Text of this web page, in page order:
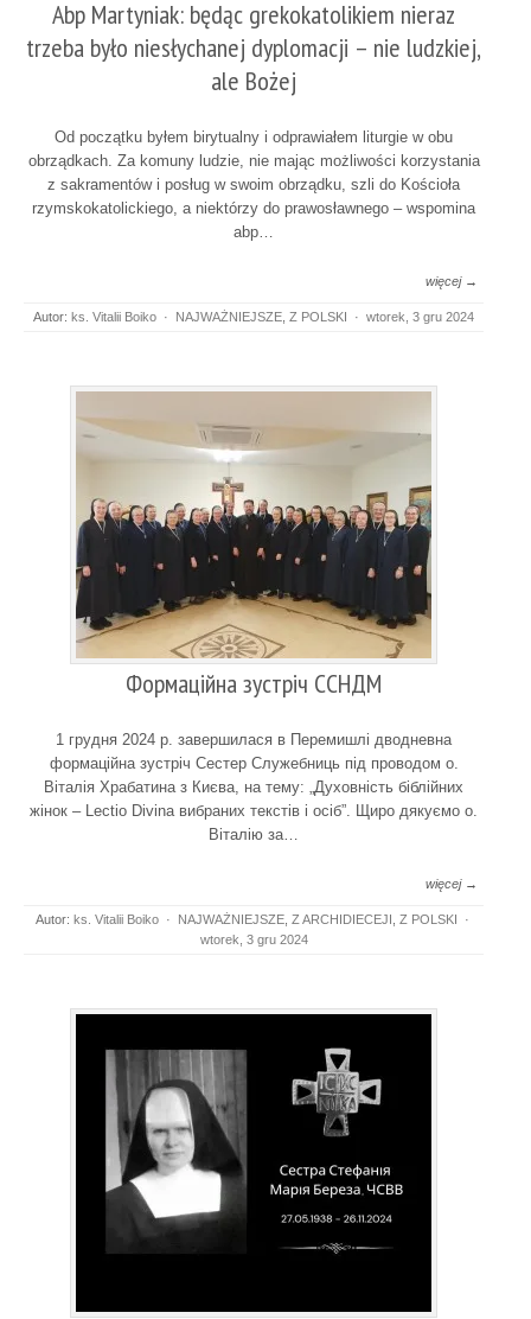
Abp Martyniak: będąc grekokatolikiem nieraz
trzeba było niesłychanej dyplomacji – nie ludzkiej,
ale Bożej
Od początku byłem birytualny i odprawiałem liturgie w obu
obrządkach. Za komuny ludzie, nie mając możliwości korzystania
z sakramentów i posług w swoim obrządku, szli do Kościoła
rzymskokatolickiego, a niektórzy do prawosławnego – wspomina
abp…
więcej →
Autor: ks. Vitalii Boiko · NAJWAŻNIEJSZE Z POLSKI · wtorek, 3 gru 2024
Формаційна зустріч ССНДМ
1 грудня 2024 р. завершилася в Перемишлі дводневна
формаційна зустріч Сестер Служебниць під проводом о.
Віталія Храбатина з Києва, на тему: „Духовність біблійних
жінок – Lectio Divina вибраних текстів і осіб”. Щиро дякуємо о.
Віталію за…
więcej →
Autor: ks. Vitalii Boiko · NAJWAŻNIEJSZE, Z ARCHIDIECEJI Z POLSKI
·
wtorek, 3 gru 2024